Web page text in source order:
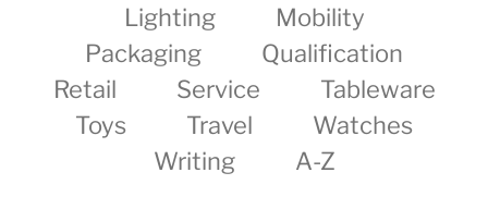
Lighting
Mobility
Packaging
Qualification
Retail
Service
Tableware
Toys
Travel
Watches
Writing
A-Z